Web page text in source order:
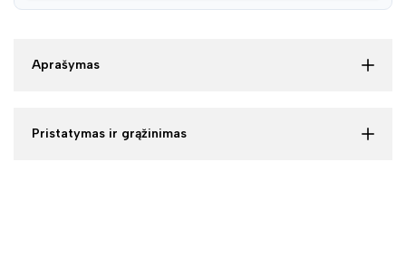
Aprašymas
Pristatymas ir grąžinimas